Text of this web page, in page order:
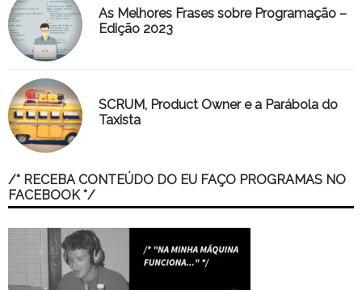
As Melhores Frases sobre Programação –
Edição 2023
SCRUM, Product Owner e a Parábola do
Taxista
/* RECEBA CONTEÚDO DO EU FAÇO PROGRAMAS NO
FACEBOOK */